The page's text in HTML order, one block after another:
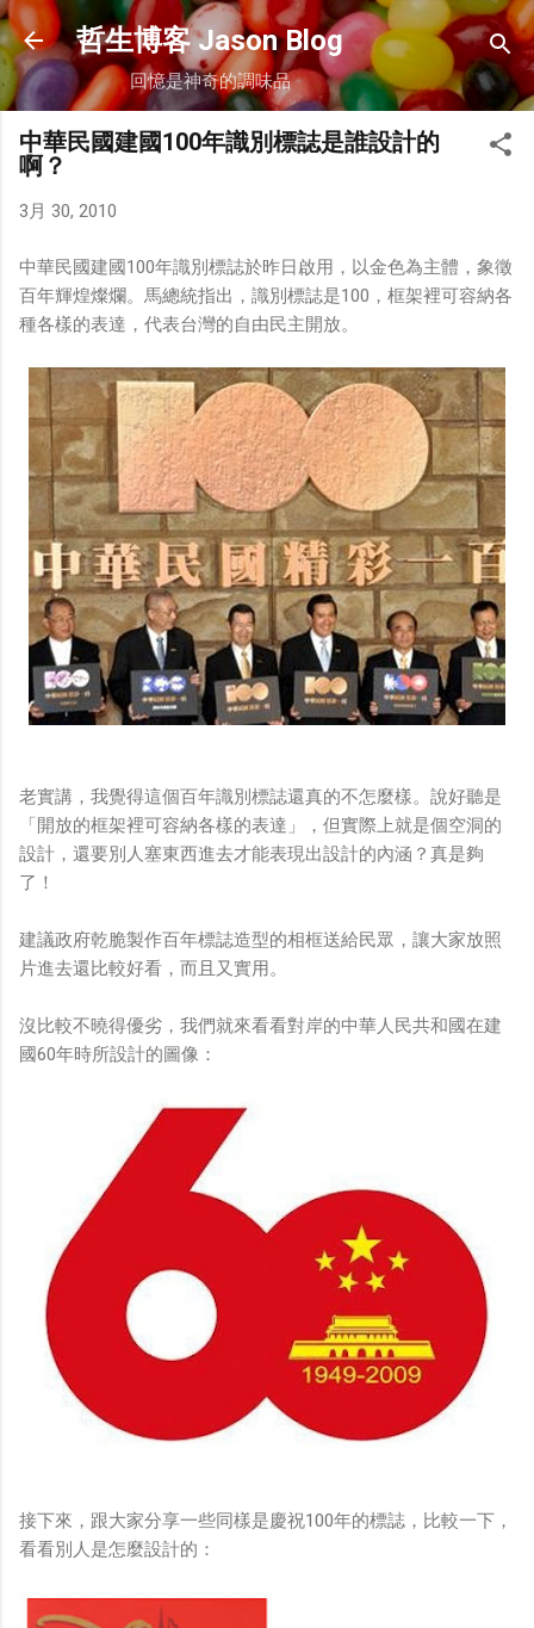
跳到主要內容
哲生博客 Jason Blog
回憶是神奇的調味品
中華民國建國100年識別標誌是誰設計的
啊？
3月 30, 2010
中華民國建國100年識別標誌於昨日啟用，以金色為主體，象徵
百年輝煌燦爛。馬總統指出，識別標誌是100，框架裡可容納各
種各樣的表達，代表台灣的自由民主開放。
老實講，我覺得這個百年識別標誌還真的不怎麼樣。說好聽是
「開放的框架裡可容納各樣的表達」，但實際上就是個空洞的
設計，還要別人塞東西進去才能表現出設計的內涵？真是夠
了！
建議政府乾脆製作百年標誌造型的相框送給民眾，讓大家放照
片進去還比較好看，而且又實用。
沒比較不曉得優劣，我們就來看看對岸的中華人民共和國在建
國60年時所設計的圖像：
接下來，跟大家分享一些同樣是慶祝100年的標誌，比較一下，
看看別人是怎麼設計的：